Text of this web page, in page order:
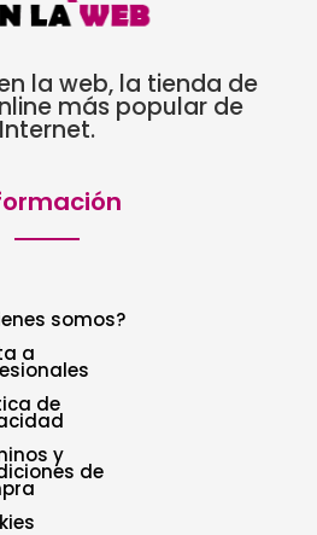
la web, la tienda de
más popular de
Internet.
somos?
a
de
y
de